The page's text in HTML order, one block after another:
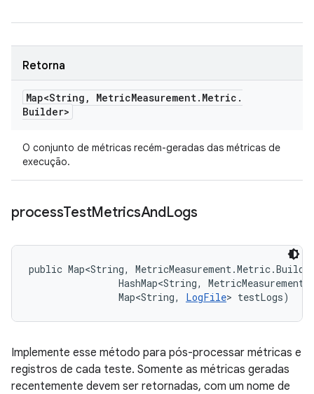
Retorna
Map<String , MetricMeasurement. Metric .
Builder>
O conjunto de métricas recém-geradas das métricas de
execução.
processTestMetricsAndLogs
public Map<String,
HashMap<String,
                Map<String,
LogFile> testLogs)
Implemente esse método para pós-processar métricas e
registros de cada teste. Somente as métricas geradas
recentemente devem ser retornadas, com um nome de